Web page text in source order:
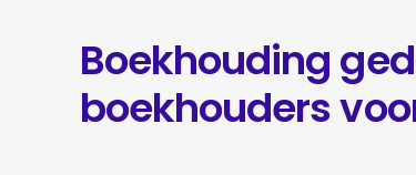
Boekhouding
boekhouders